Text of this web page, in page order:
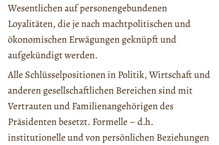
Wesentlichen auf personengebundenen
Loyalitäten, die je nach machtpolitischen und
ökonomischen Erwägungen geknüpft und
aufgekündigt werden.
Alle Schlüsselpositionen in Politik, Wirtschaft und
anderen gesellschaftlichen Bereichen sind mit
Vertrauten und Familienangehörigen des
Präsidenten besetzt. Formelle – d.h.
institutionelle und von persönlichen Beziehungen